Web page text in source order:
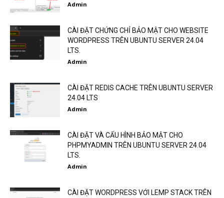
Admin
CÀI ĐẶT CHỨNG CHỈ BẢO MẬT CHO WEBSITE
WORDPRESS TRÊN UBUNTU SERVER 24.04
LTS.
Admin
CÀI ĐẶT REDIS CACHE TRÊN UBUNTU SERVER
24.04 LTS
Admin
CÀI ĐẶT VÀ CẤU HÌNH BẢO MẬT CHO
PHPMYADMIN TRÊN UBUNTU SERVER 24.04
LTS.
Admin
CÀI ĐẶT WORDPRESS VỚI LEMP STACK TRÊN